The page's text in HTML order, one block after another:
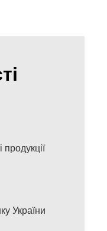
продукції
України